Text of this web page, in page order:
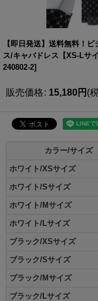
【即日発送】送料無料！
ス/キャバドレス【XS-Lサ
240802-2]
販売価格: 15,180円 (
カラー/サイズ
ホワイト/XSサイズ
ホワイト/Sサイズ
ホワイト/Mサイズ
ホワイト/Lサイズ
ブラック/XSサイズ
ブラック/Sサイズ
ブラック/Mサイズ
ブラック/Lサイズ